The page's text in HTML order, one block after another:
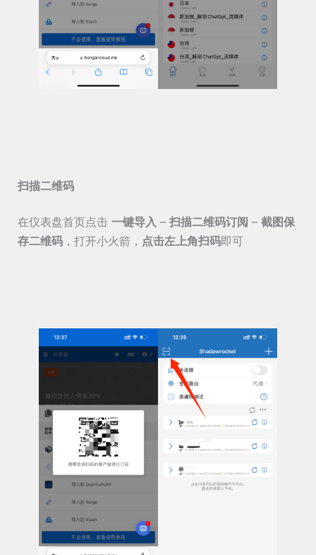
扫描二维码
在仪表盘首页点击一键导入 –扫描二维码订阅 –截图保
存二维码 ，打开小火箭， 点击左上角扫码即可